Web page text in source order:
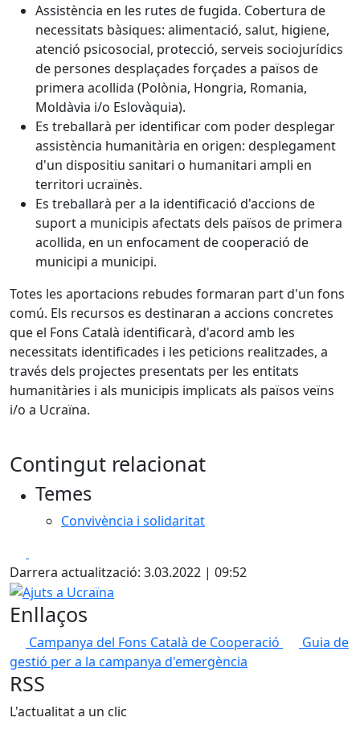
Assistència en les rutes de fugida. Cobertura de
necessitats bàsiques: alimentació, salut, higiene,
atenció psicosocial, protecció, serveis sociojurídics
de persones desplaçades forçades a països de
primera acollida (Polònia, Hongria, Romania,
Moldàvia i/o Eslovàquia).
Es treballarà per identificar com poder desplegar
assistència humanitària en origen: desplegament
d'un dispositiu sanitari o humanitari ampli en
territori ucraïnès.
Es treballarà per a la identificació d'accions de
suport a municipis afectats dels països de primera
acollida, en un enfocament de cooperació de
municipi a municipi.
Totes les aportacions rebudes formaran part d'un fons
comú. Els recursos es destinaran a accions concretes
que el Fons Català identificarà, d'acord amb les
necessitats identificades i les peticions realitzades, a
través dels projectes presentats per les entitats
humanitàries i als municipis implicats als països veïns
i/o a Ucraïna.
Contingut relacionat
Temes
Convivència i solidaritat
Darrera actualització: 3.03.2022 | 09:52
Ajuts a Ucraïna
Enllaços
Campanya del Fons Català de Cooperació
Guia de
gestió per a la campanya d'emergència
RSS
L'actualitat a un clic